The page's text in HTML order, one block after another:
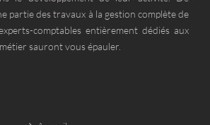
partie des travaux à la gestion complète de
comptables entièrement dédiés aux
sauront vous épauler.